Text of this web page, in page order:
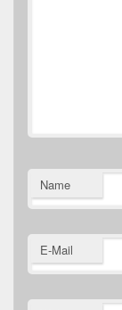
Name
E-Mail